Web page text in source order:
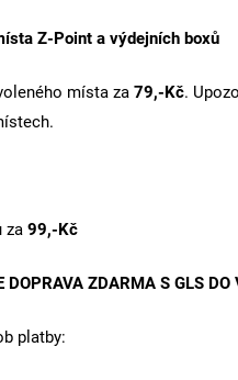
Z-Point a výdejních boxů
místa za 79,-Kč.
za 99,-Kč
ZDARMA S GLS DO
platby: